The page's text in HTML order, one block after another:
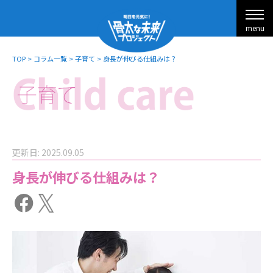
menu
TOP > コラム一覧 >子育て >身長が伸びる仕組みは？
更新日: 2025.09.05
身長が伸びる仕組みは？